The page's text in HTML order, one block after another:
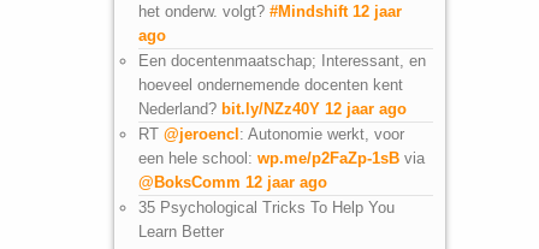
het onderw. volgt? #Mindshift 12 jaar
ago
Een docentenmaatschap; Interessant, en
hoeveel ondernemende docenten kent
Nederland? bit.ly/NZz40Y 12 jaar ago
RT @jeroencl: Autonomie werkt, voor
een hele school: wp.me/p2FaZp-1sB via
@BoksComm 12 jaar ago
35 Psychological Tricks To Help You
Learn Better